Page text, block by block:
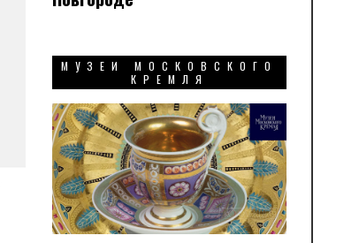
МУЗЕИ МОСКОВСКОГО
КРЕМЛЯ